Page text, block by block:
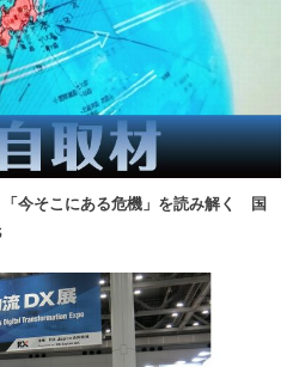
「今そこにある危機」を読み解く 国